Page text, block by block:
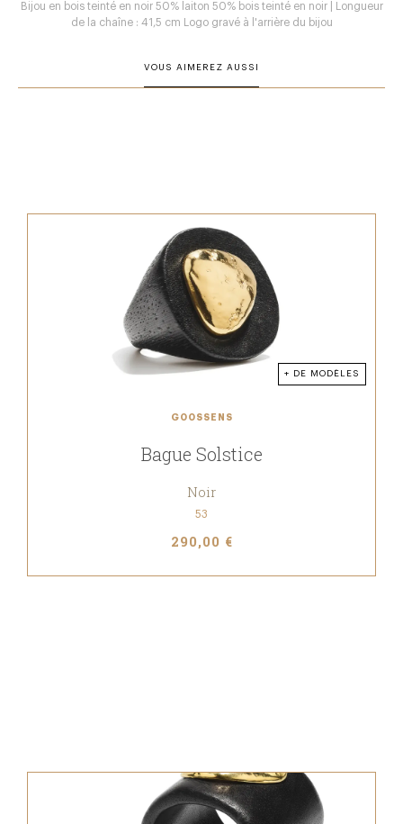
Bijou en bois teinté en noir 50% laiton 50% bois teinté en noir | Longueur
de la chaîne : 41,5 cm Logo gravé à l'arrière du bijou
VOUS AIMEREZ AUSSI
+ DE MODÈLES
GOOSSENS
Bague Solstice
Noir
53
290,00 €